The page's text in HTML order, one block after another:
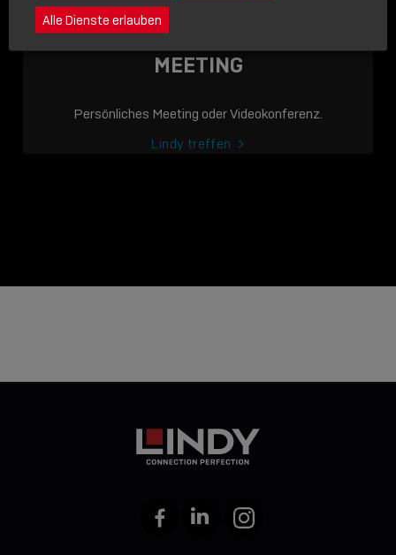
JETZT ONLINE
VERFÜGBAR: DIE
LINDY ACADEMY –
WISSEN, DASMEETING
Persönliches Meeting oder Videokonferenz.
Lindy treffen
FacebookLinkedIn Instagram
Alle Dienste erlauben